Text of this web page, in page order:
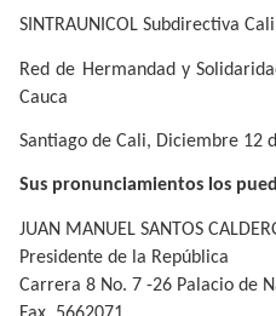
SINTRAUNICOL Subdirectiva Cali
Red de Hermandad y
Cauca
Santiago de Cali, Diciembre 12
Sus pronunciamientos los
JUAN MANUEL SANTOS
Presidente de la República
Carrera 8 No. 7 -26 Palacio de